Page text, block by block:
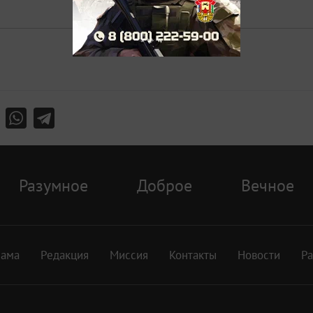
Разумное Доброе Вечное
Редакция Миссия Контакты Новости